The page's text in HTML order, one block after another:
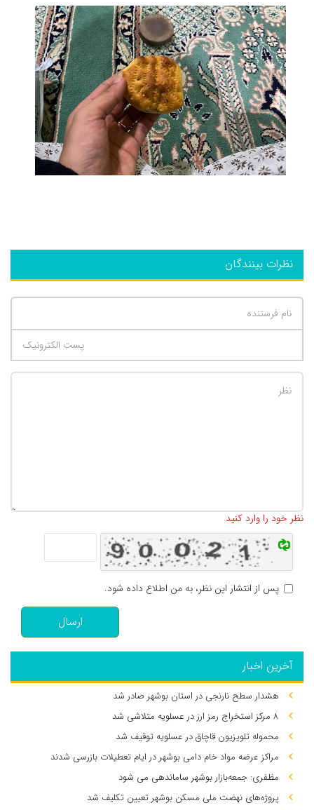
نظرات بینندگان
نظر خود را وارد کنید
پس از انتشار این نظر، به من اطلاع داده شود.
ارسال
آخرین اخبار
هشدار سطح نارنجی در استان بوشهر صادر شد
۸ مرکز استخراج رمز ارز در عسلویه متلاشی شد
محموله تلویزیون قاچاق در عسلویه توقیف شد
مراکز عرضه مواد خام دامی بوشهر در ایام تعطیلات بازرسی شدند
مظفری: جمعه‌بازار بوشهر ساماندهی می‌ شود
پروژه‌های نهضت ملی مسکن بوشهر تعیین تکلیف شد